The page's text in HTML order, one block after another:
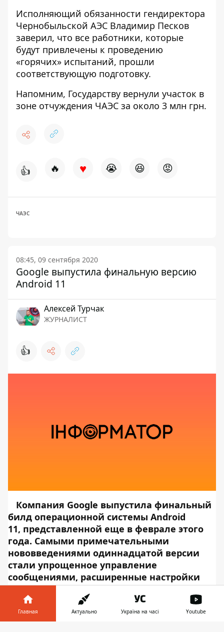
Исполняющий обязанности гендиректора
Чернобыльской АЭС Владимир Песков
заверил, что все работники, которые
будут привлечены к проведению
«горячих» испытаний, прошли
соответствующую подготовку.
Напомним, Государству вернули участок в
зоне отчуждения ЧАЭС за около 3 млн грн.
👍 🔥 ♥ 😭 😆 😡
ЧАЭС
08:45, 09 сентября 2020
Google выпустила финальную версию
Android 11
Алексей Турчак
ЖУРНАЛИСТ
👍
Компания Google выпустила финальный
билд операционной системы Android
11, представленной еще в феврале этого
года. Самыми примечательными
нововведениями одиннадцатой версии
стали упрощенное управление
сообщениями, расширенные настройки
конфиденциальности, а также поддержка
гибких экранов и дисплеев с вырезами
для фронталки.
Первыми обновление
получили смартфоны Google Pixel,
Главная Актуально Україна на часі Youtube